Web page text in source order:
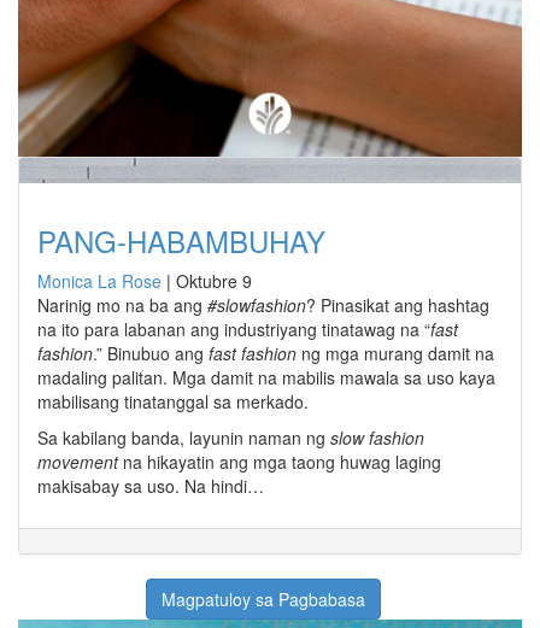
PANG-HABAMBUHAY
Monica La Rose | Oktubre 9
Narinig mo na ba ang #slowfashion? Pinasikat ang hashtag
na ito para labanan ang industriyang tinatawag na “fast
fashion.” Binubuo ang fast fashion ng mga murang damit na
madaling palitan. Mga damit na mabilis mawala sa uso kaya
mabilisang tinatanggal sa merkado.
Sa kabilang banda, layunin naman ng slow fashion
movementna hikayatin ang mga taong huwag laging
makisabay sa uso. Na hindi…
Magpatuloy sa Pagbabasa